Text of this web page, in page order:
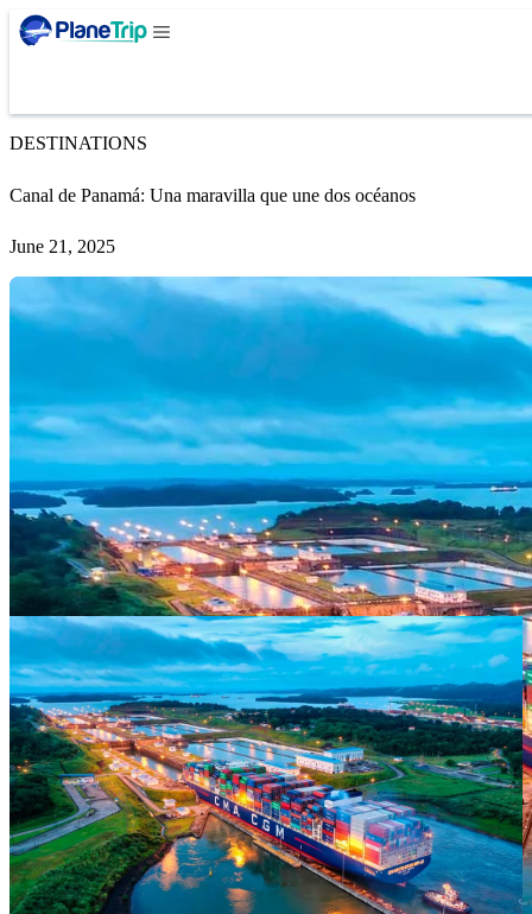
DESTINATIONS
Canal de Panamá: Una maravilla que une dos océanos
June 21, 2025
Canal de Panamá: El ícono que une dos
mundos